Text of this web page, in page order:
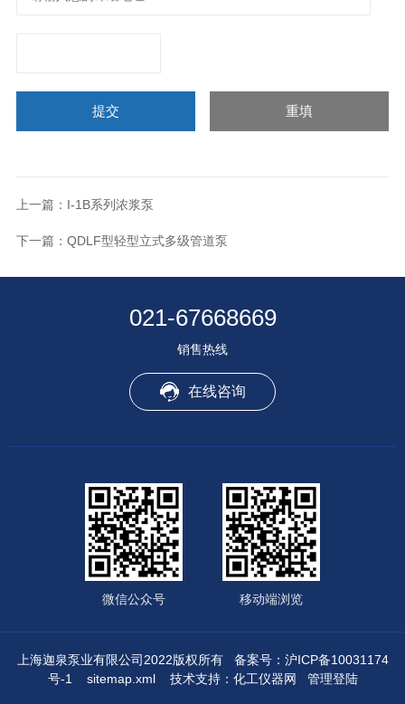
上一篇： I-1B系列浓浆泵
下一篇： QDLF型轻型立式多级管道泵
021-67668669
销售热线
在线咨询
微信公众号 移动端浏览
上海迦泉泵业有限公司2022版权所有 备案号：沪ICP备10031174
号-1
sitemap.xml技术支持： 化工仪器网 管理登陆